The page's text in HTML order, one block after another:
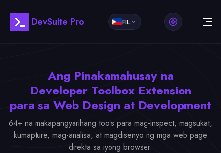
DevSuite Pro FIL
Ang Pinakamahusay na
Developer Toolbox Extension
para sa Web Design at Development
64+ na makapangyarihang tools para mag-inspect, magsukat,
kumapture, mag-analisa, at magdisenyo ng mga web page
direkta sa iyong browser.